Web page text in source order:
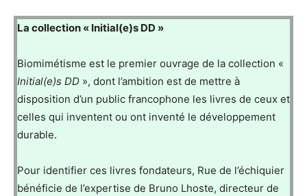
La collection « Initial(e)s DD »
Biomimétisme est le premier ouvrage de la collection «
Initial(e)s DD », dont l’ambition est de mettre à
disposition d’un public francophone les livres de ceux et
celles qui inventent ou ont inventé le développement
durable.
Pour identifier ces livres fondateurs, Rue de l’échiquier
bénéficie de l’expertise de Bruno Lhoste, directeur de